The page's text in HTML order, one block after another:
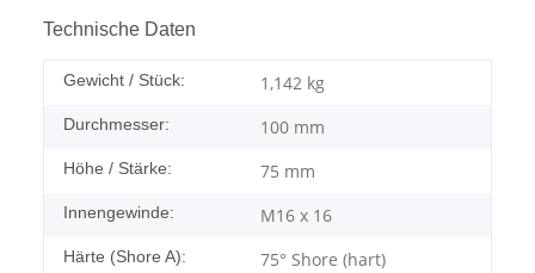
Technische Daten
Gewicht / Stück: 1,142 kg
Durchmesser: 100 mm
Höhe / Stärke: 75 mm
Innengewinde: M16 x 16
Härte (Shore A): 75° Shore (hart)